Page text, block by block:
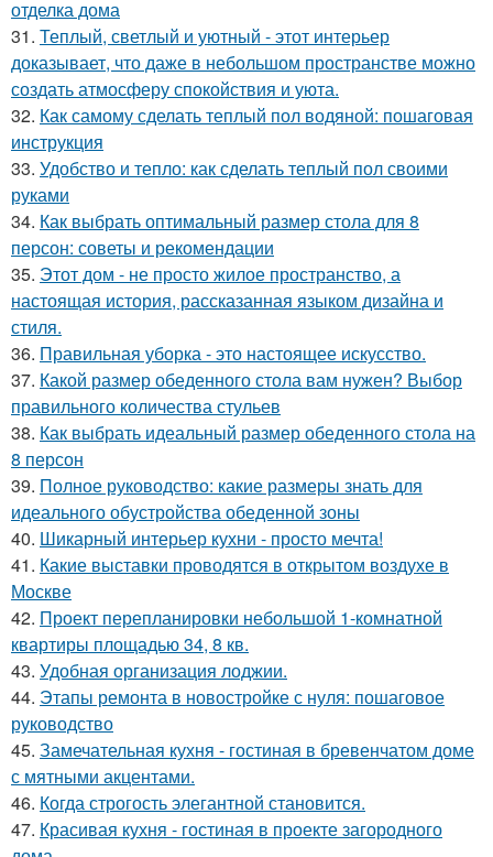
отделка дома
31. Теплый, светлый и уютный - этот интерьер
доказывает, что даже в небольшом пространстве можно
создать атмосферу спокойствия и уюта.
32. Как самому сделать теплый пол водяной: пошаговая
инструкция
33. Удобство и тепло: как сделать теплый пол своими
руками
34. Как выбрать оптимальный размер стола для 8
персон: советы и рекомендации
35. Этот дом - не просто жилое пространство, а
настоящая история, рассказанная языком дизайна и
стиля.
36. Правильная уборка - это настоящее искусство.
37. Какой размер обеденного стола вам нужен? Выбор
правильного количества стульев
38. Как выбрать идеальный размер обеденного стола на
8 персон
39. Полное руководство: какие размеры знать для
идеального обустройства обеденной зоны
40. Шикарный интерьер кухни - просто мечта!
41. Какие выставки проводятся в открытом воздухе в
Москве
42. Проект перепланировки небольшой 1-комнатной
квартиры площадью 34, 8 кв.
43. Удобная организация лоджии.
44. Этапы ремонта в новостройке с нуля: пошаговое
руководство
45. Замечательная кухня - гостиная в бревенчатом доме
с мятными акцентами.
46. Когда строгость элегантной становится.
47. Красивая кухня - гостиная в проекте загородного